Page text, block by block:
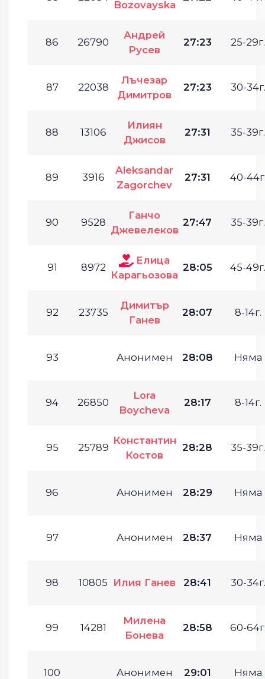
Bozovayska
86 26790
Андрей
Русев
27:23 25-29г.
87 22038
Лъчезар
Димитров
27:23 30-34г.
88 13106
Илиян
Джисов
27:31 35-39г.
89 3916
Aleksandar
Zagorchev
27:31 40-
90 9528
Ганчо
Джевелеков
27:47 35-39г.
91 8972
Елица
Карагьозова
28:05 45-49г.
92 23735
Димитър
Ганев
28:07 8-14г.
93 Анонимен 28:08 Няма
94 26850
Lora
Boycheva
28:17 8-14г.
95 25789
Константин
Костов
28:28 35-39г.
96 Анонимен 28:29 Няма
97 Анонимен 28:37 Няма
98 10805 Илия Ганев 28:41 30-34г.
99 14281
Милена
Бонева
28:58 60-
100 Анонимен 29:01 Няма